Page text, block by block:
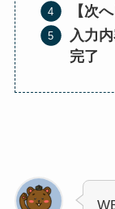
【次
入力
完了